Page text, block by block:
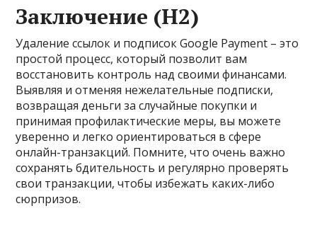
Заключение (H2)
Удаление ссылок и подписок Google Payment – это
простой процесс, который позволит вам
восстановить контроль над своими финансами.
Выявляя и отменяя нежелательные подписки,
возвращая деньги за случайные покупки и
принимая профилактические меры, вы можете
уверенно и легко ориентироваться в сфере
онлайн-транзакций. Помните, что очень важно
сохранять бдительность и регулярно проверять
свои транзакции, чтобы избежать каких-либо
сюрпризов.